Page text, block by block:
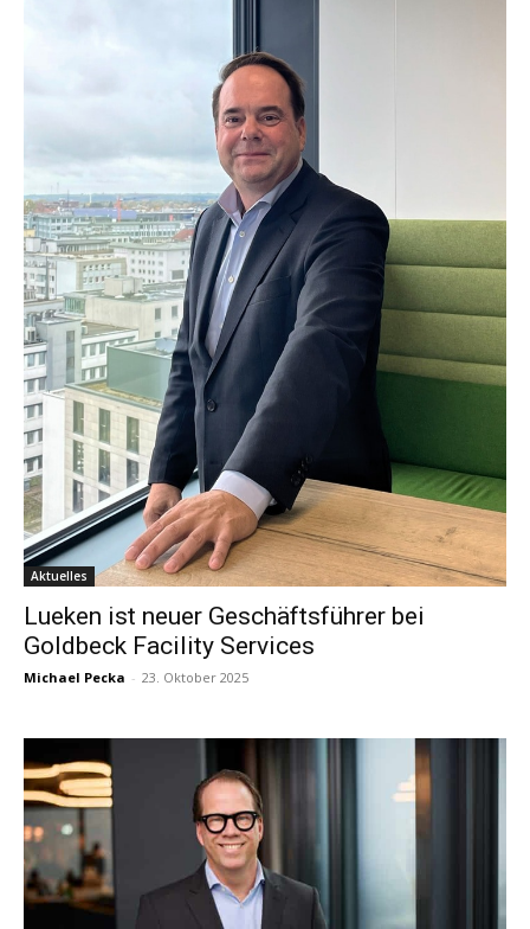
Aktuelles
Lueken ist neuer Geschäftsführer bei
Goldbeck Facility Services
Michael Pecka - 23. Oktober 2025